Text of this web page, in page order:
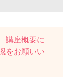
講座概要に
をお願いい